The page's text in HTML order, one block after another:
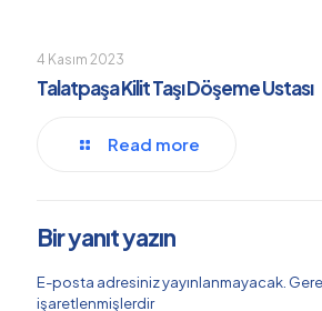
4 Kasım 2023
Talatpaşa Kilit Taşı Döşeme Ustası
Read more
Bir yanıt yazın
E-posta adresiniz yayınlanmayacak.
işaretlenmişlerdir